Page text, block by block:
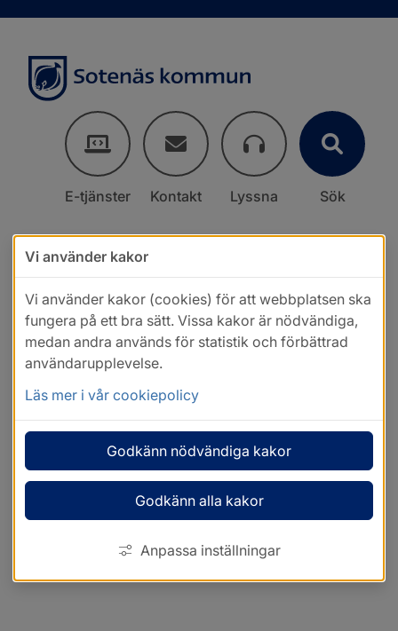
E-tjänster Kontakt Lyssna Sök
Vi använder kakor
Vi använder kakor (cookies) för att webbplatsen ska
fungera på ett bra sätt. Vissa kakor är nödvändiga,
medan andra används för statistik och förbättrad
användarupplevelse.
Läs mer i vår cookiepolicy
Godkänn nödvändiga kakor
Godkänn alla kakor
Anpassa inställningar